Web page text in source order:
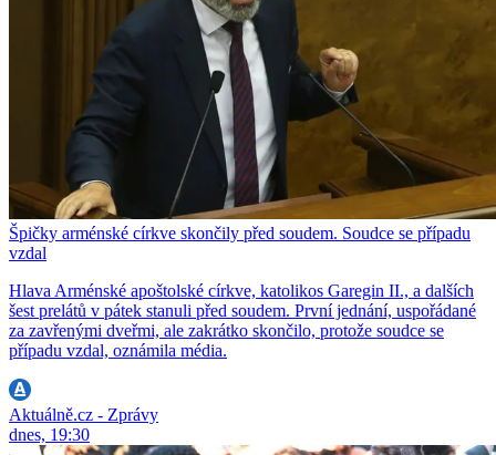
Špičky arménské církve skončily před soudem. Soudce se případu
vzdal
Hlava Arménské apoštolské církve, katolikos Garegin II., a dalších
šest prelátů v pátek stanuli před soudem. První jednání, uspořádané
za zavřenými dveřmi, ale zakrátko skončilo, protože soudce se
případu vzdal, oznámila média.
Aktuálně.cz - Zprávy
dnes, 19:30